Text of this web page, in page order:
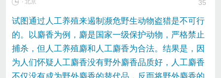
∙ 北京 35
试图通过人工养殖来遏制濒危野生动物盗猎是不可行
的。以麝香为例，麝是国家一级保护动物，严格禁止
捕杀，但人工养殖麝和人工麝香为合法。结果是，因
为人们怀疑人工麝香没有野外麝香品质好，人工麝香